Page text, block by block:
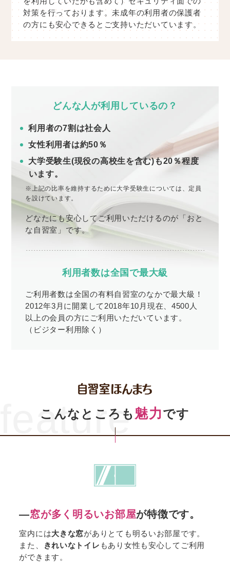
対策を行っております。未成年の利用者の保護者
の方にも安心できるとご支持いただいています。
どんな人が利用しているの？
利用者の7割は社会人
女性利用者は約50％
大学受験生(現役の高校生を含む)も20％程度
います。
※上記の比率を維持するために大学受験生については、定員
を設けています。
どなたにも安心してご利用いただけるのが「おと
な自習室」です。
利用者数は全国で最大級
ご利用者数は全国の有料自習室のなかで最大級！
2012年3月に開業して2018年10月現在、4500人
以上の会員の方にご利用いただいています。
（ビジター利用除く）
こんなところも 魅力です
feature
―窓が多く明るいお部屋が特徴です。
室内には大きな窓がありとても明るいお部屋です。
また、
きれいなトイレ もあり女性も安心してご利用
ができます。